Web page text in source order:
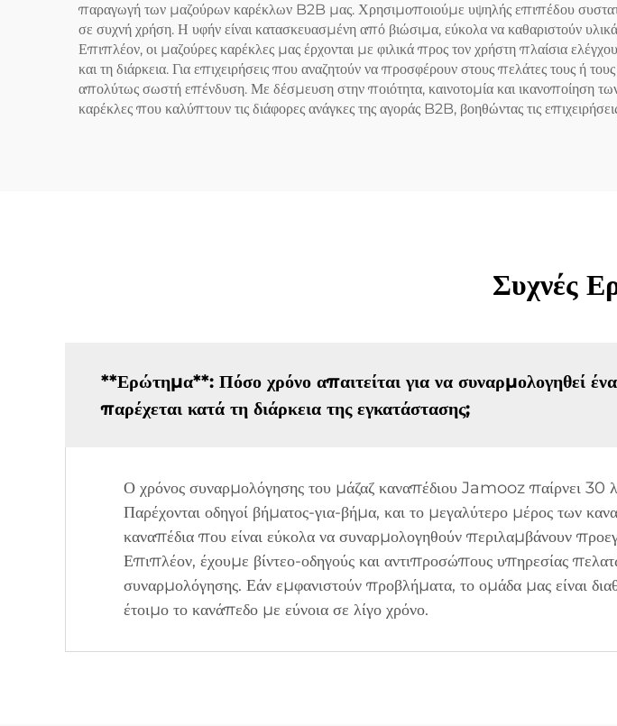
παραγωγή των μαζούρων καρέκλων B2B μας. Χρησιμοποιούμε υψηλής επιπέδου
σε συχνή χρήση. Η υφήν είναι κατασκευασμένη από βιώσιμα, εύκολα να καθαριστούν
Επιπλέον, οι μαζούρες καρέκλες μας έρχονται με φιλικά προς τον χρήστη πλαίσια
και τη διάρκεια. Για επιχειρήσεις που αναζητούν να προσφέρουν στους πελάτες τους ή
απολύτως σωστή επένδυση. Με δέσμευση στην ποιότητα, καινοτομία και ικανοποίηση
καρέκλες που καλύπτουν τις διάφορες ανάγκες της αγοράς B2B, βοηθώντας τις
Συχνές
**Ερώτημα**: Πόσο χρόνο απαιτείται για να συναρμολογηθεί
παρέχεται κατά τη διάρκεια της εγκατάστασης;
Ο χρόνος συναρμολόγησης του μάζαζ καναπέδιου Jamooz παίρνει 30
Παρέχονται οδηγοί βήματος-για-βήμα, και το μεγαλύτερο μέρος των
καναπέδια που είναι εύκολα να συναρμολογηθούν περιλαμβάνουν
Επιπλέον, έχουμε βίντεο-οδηγούς και αντιπροσώπους υπηρεσίας
συναρμολόγησης. Εάν εμφανιστούν προβλήματα, το ομάδα μας είναι
έτοιμο το κανάπεδο με εύνοια σε λίγο χρόνο.